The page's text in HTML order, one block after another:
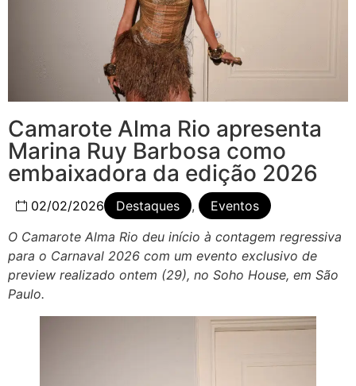
Camarote Alma Rio apresenta
Marina Ruy Barbosa como
embaixadora da edição 2026
02/02/2026 Destaques ,
Eventos
O Camarote Alma Rio deu início à contagem regressiva
para o Carnaval 2026 com um evento exclusivo de
preview realizado ontem (29), no Soho House, em São
Paulo.